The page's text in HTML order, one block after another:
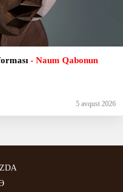
- Naum Qabonun
5 avqust 2026